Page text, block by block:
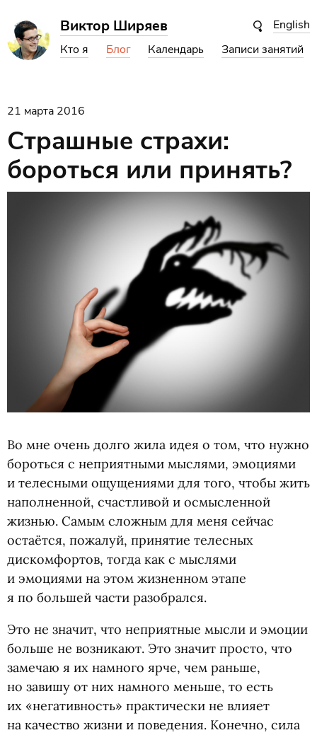
English
Виктор Ширяев
Кто я Блог Календарь Записи занятий
21 марта 2016
Страшные страхи:
бороться или принять?
Во мне очень долго жила идея о том, что нужно
бороться с неприятными мыслями, эмоциями
и телесными ощущениями для того, чтобы жить
наполненной, счастливой и осмысленной
жизнью. Самым сложным для меня сейчас
остаётся, пожалуй, принятие телесных
дискомфортов, тогда как с мыслями
и эмоциями на этом жизненном этапе
я по большей части разобрался.
Это не значит, что неприятные мысли и эмоции
больше не возникают. Это значит просто, что
замечаю я их намного ярче, чем раньше,
но завишу от них намного меньше, то есть
их «негативность» практически не влияет
на качество жизни и поведения. Конечно, сила